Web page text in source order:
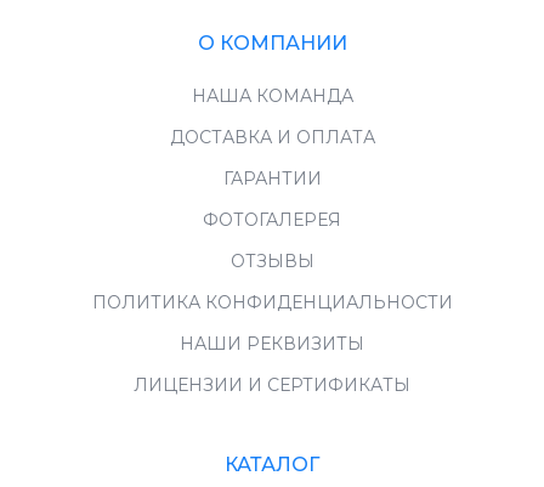
О КОМПАНИИ
НАША КОМАНДА
ДОСТАВКА И ОПЛАТА
ГАРАНТИИ
ФОТОГАЛЕРЕЯ
ОТЗЫВЫ
ПОЛИТИКА КОНФИДЕНЦИАЛЬНОСТИ
НАШИ РЕКВИЗИТЫ
ЛИЦЕНЗИИ И СЕРТИФИКАТЫ
КАТАЛОГ